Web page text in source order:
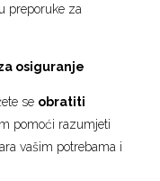
preporuke za
osiguranje
se obratiti
pomoći razumjeti
vašim potrebama i